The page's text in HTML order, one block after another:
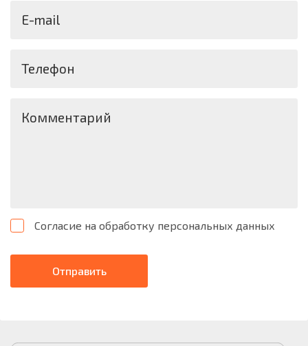
E-mail
Телефон
Комментарий
Согласие на обработку персональных данных
Отправить